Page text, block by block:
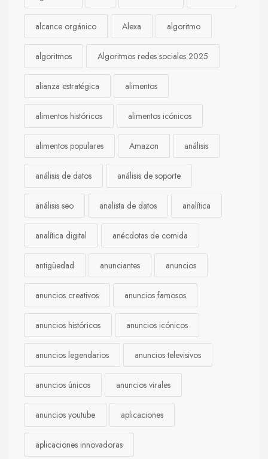
alcance orgánico Alexa algoritmo
algoritmos Algoritmos redes sociales 2025
alianza estratégica alimentos
alimentos históricos alimentos icónicos
alimentos populares Amazon análisis
análisis de datos análisis de soporte
análisis seo analista de datos analítica
analítica digital anécdotas de comida
antigüedad anunciantes anuncios
anuncios creativos anuncios famosos
anuncios históricos anuncios icónicos
anuncios legendarios anuncios televisivos
anuncios únicos anuncios virales
anuncios youtube aplicaciones
aplicaciones innovadoras